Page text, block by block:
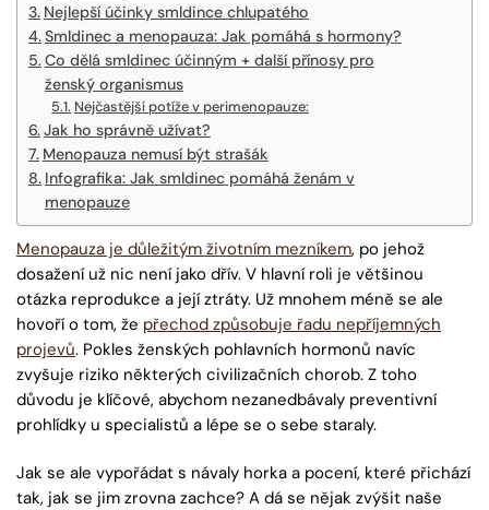
Nejlepší účinky smldince chlupatého
Smldinec a menopauza: Jak pomáhá s hormony?
Co dělá smldinec účinným + další přínosy pro
ženský organismus
Nejčastější potíže v perimenopauze:
Jak ho správně užívat?
Menopauza nemusí být strašák
Infografika: Jak smldinec pomáhá ženám v
menopauze
Menopauza je důležitým životním mezníkem, po jehož
dosažení už nic není jako dřív. V hlavní roli je většinou
otázka reprodukce a její ztráty. Už mnohem méně se ale
hovoří o tom, že přechod způsobuje řadu nepříjemných
projevů. Pokles ženských pohlavních hormonů navíc
zvyšuje riziko některých civilizačních chorob. Z toho
důvodu je klíčové, abychom nezanedbávaly preventivní
prohlídky u specialistů a lépe se o sebe staraly.
Jak se ale vypořádat s návaly horka a pocení, které přichází
tak, jak se jim zrovna zachce? A dá se nějak zvýšit naše